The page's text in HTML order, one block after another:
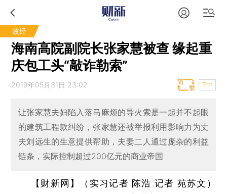
政经
海南高院副院长张家慧被查 缘起重
庆包工头“敲诈勒索”
2019年05月31日 23:02 T中
让张家慧夫妇陷入落马麻烦的导火索是一起并不起眼
的建筑工程款纠纷，张家慧还被举报利用影响力为丈
夫刘远生的生意提供帮助，夫妻二人通过庞杂的利益
链条，实际控制超过200亿元的商业帝国
【财新网】（实习记者 陈浩 记者 苑苏文）